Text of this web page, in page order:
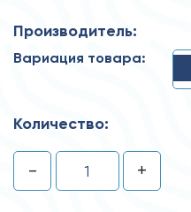
Производитель:
Вариация товара:
Количество:
- +